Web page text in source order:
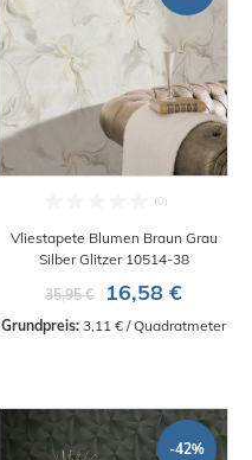
Vliestapete Blumen Braun Grau
Silber Glitzer 10514-38
35,95 €
16,58 €
Grundpreis: 3,11 € / Quadratmeter
-42%